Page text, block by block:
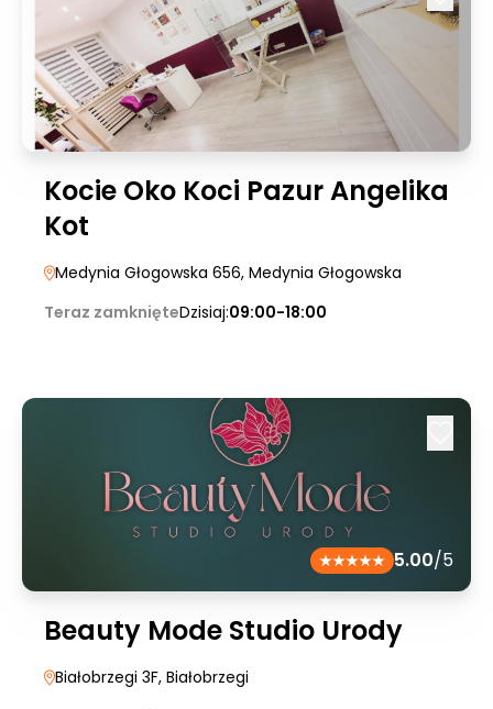
Kocie Oko Koci Pazur Angelika
Kot
Medynia Głogowska 656, Medynia Głogowska
Teraz zamknięteDzisiaj:09:00-18:00
5.00/5
Beauty Mode Studio Urody
Białobrzegi 3F, Białobrzegi